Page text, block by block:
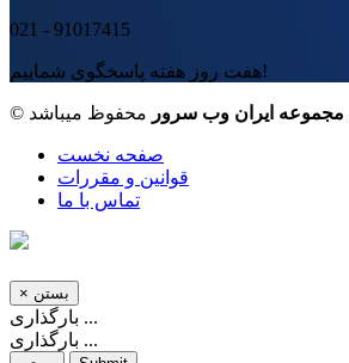
021 - 91017415
هفت روز هفته پاسخگوی شماییم!
مجموعه ایران وب سرور
صفحه نخست
قوانین و مقررات
تماس با ما
× بستن
بارگذاری ...
بارگذاری ...